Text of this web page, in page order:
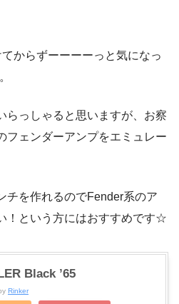
からずーーーーっと気になっ
らっしゃると思いますが、お察
フェンダーアンプをエミュレー
チを作れるのでFender系のア
！という方にはおすすめです☆
Black ’65
Rinker